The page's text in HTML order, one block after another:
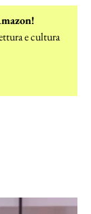
e cultura